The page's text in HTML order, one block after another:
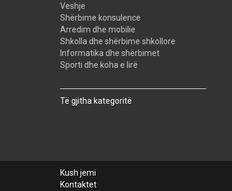
Veshje
Shërbime konsulence
Arredim dhe mobilie
Shkolla dhe shërbime shkollore
Informatika dhe shërbimet
Sporti dhe koha e lirë
Të gjitha kategoritë
Kush jemi
Kontaktet